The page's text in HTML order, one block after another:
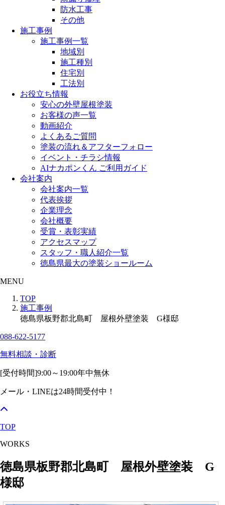
防水工事
その他
施工事例
施工事例一覧
地域別
施工種別
住宅別
工法別
お役立ち情報
安心の外壁屋根塗装
お客様の声一覧
動画紹介
よくあるご質問
塗装の流れ＆アフターフォロー
イベント・チラシ情報
AIナカポンくん ご利用ガイド
会社案内
会社案内一覧
代表挨拶
企業理念
会社概要
受賞・表彰実績
アクセスマップ
スタッフ・職人紹介一覧
徳島県最大の塗装ショールーム
MENU
TOP
施工事例
徳島県板野郡北島町 屋根外壁塗装 G様邸
088-622-5177
無料相談・診断
[受付時間]9:00～19:00年中無休
メール・LINEは24時間受付中！
TOP
WORKS
徳島県板野郡北島町 屋根外壁塗装 G
様邸